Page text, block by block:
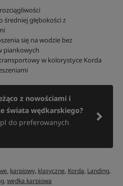
średniej głębokości z
się na wodzie bez
piankowych
w kolorystyce Korda
z nowościami i
świata wędkarskiego?
do preferowanych
, karpiowy, klasyczne, Korda, Landing,
,wędka karpiowa